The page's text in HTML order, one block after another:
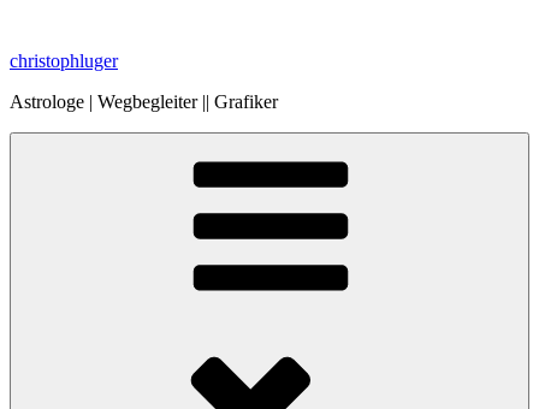
springen
christophluger
Astrologe | Wegbegleiter || Grafiker